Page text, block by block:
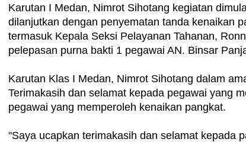
Karutan I Medan, Nimrot Sihotang kegiatan
dilanjutkan dengan penyematan tanda kenaikan
termasuk Kepala Seksi Pelayanan Tahanan,
pelepasan purna bakti 1 pegawai AN. Binsar
Karutan Klas I Medan, Nimrot Sihotang dalam
Terimakasih dan selamat kepada pegawai yang
pegawai yang memperoleh kenaikan pangkat.
"Saya ucapkan terimakasih dan selamat kepada